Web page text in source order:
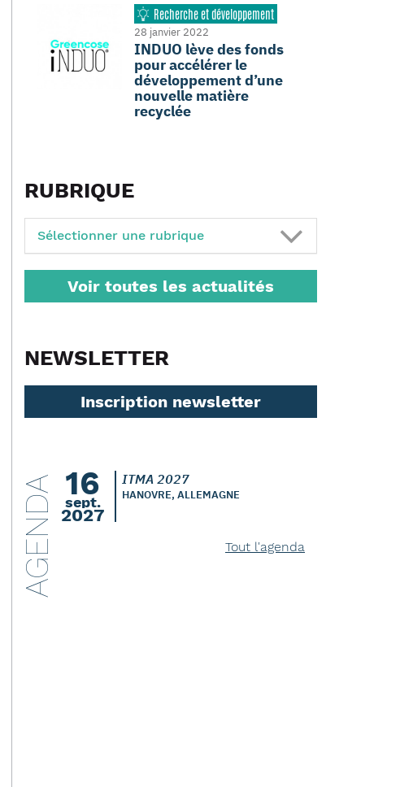
Recherche et développement
28 janvier 2022
INDUO lève des fonds
pour accélérer le
développement d’une
nouvelle matière
recyclée
RUBRIQUE
Sélectionner une rubrique
Voir toutes les actualités
NEWSLETTER
Inscription newsletter
AGENDA 16
sept.
2027
ITMA 2027
HANOVRE, ALLEMAGNE
Tout l'agenda